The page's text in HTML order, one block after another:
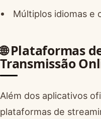
Múltiplos idiomas e
🌐 Plataformas
Transmissão
Além dos aplicativos
plataformas de